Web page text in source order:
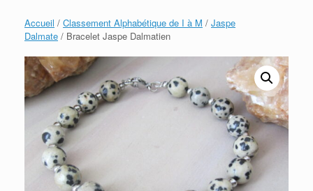
Accueil / Classement Alphabétique de I à M / Jaspe
Dalmate / Bracelet Jaspe Dalmatien